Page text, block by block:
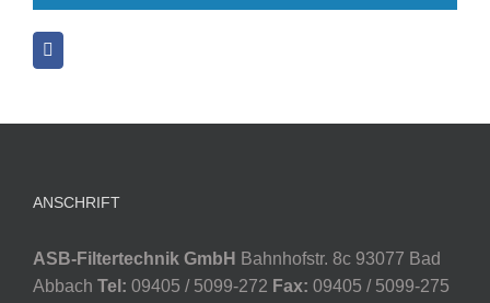
ANSCHRIFT
ASB-Filtertechnik GmbH
Bahnhofstr. 8c 93077 Bad
Abbach Tel: 09405 / 5099-272 Fax: 09405 / 5099-275